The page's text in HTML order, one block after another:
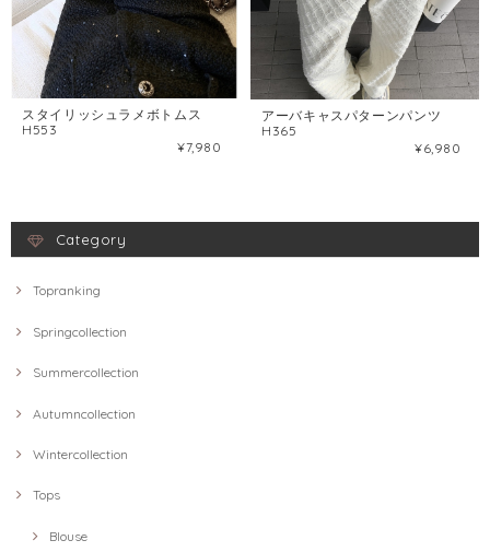
スタイリッシュラメボトムス
H553
¥7,980
アーバキャスパターンパンツ
H365
¥6,980
Category
Topranking
Springcollection
Summercollection
Autumncollection
Wintercollection
Tops
Blouse